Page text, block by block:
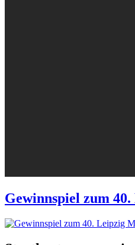
Gewinnspiel zum